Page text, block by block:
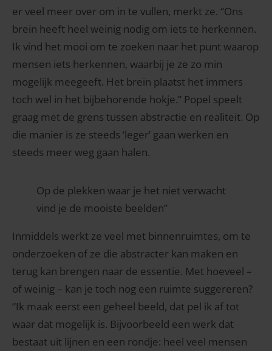
er veel meer over om in te vullen, merkt ze. “Ons
brein heeft heel weinig nodig om iets te herkennen.
Ik vind het mooi om te zoeken naar het punt waarop
mensen iets herkennen, waarbij je ze zo min
mogelijk meegeeft. Het brein plaatst het immers
toch wel in het bijbehorende hokje.” Popel speelt
graag met de grens tussen abstractie en realiteit. Op
die manier is ze steeds ‘leger’ gaan werken en
steeds meer weg gaan halen.
Op de plekken waar je het niet verwacht
vind je de mooiste beelden”
Inmiddels werkt ze veel met binnenruimtes, om te
onderzoeken of ze die abstracter kan maken en
terug kan brengen naar de essentie. Met hoeveel –
of weinig – kan je toch nog een ruimte suggereren?
“Ik maak eerst een geheel beeld, dat pel ik af tot
waar dat mogelijk is. Bijvoorbeeld een werk dat
bestaat uit lijnen en een rondje: heel veel mensen